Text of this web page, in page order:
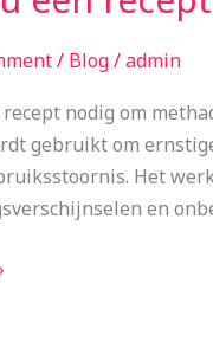
/ Blog/admin
nodig om
gebruikt om
Het
en